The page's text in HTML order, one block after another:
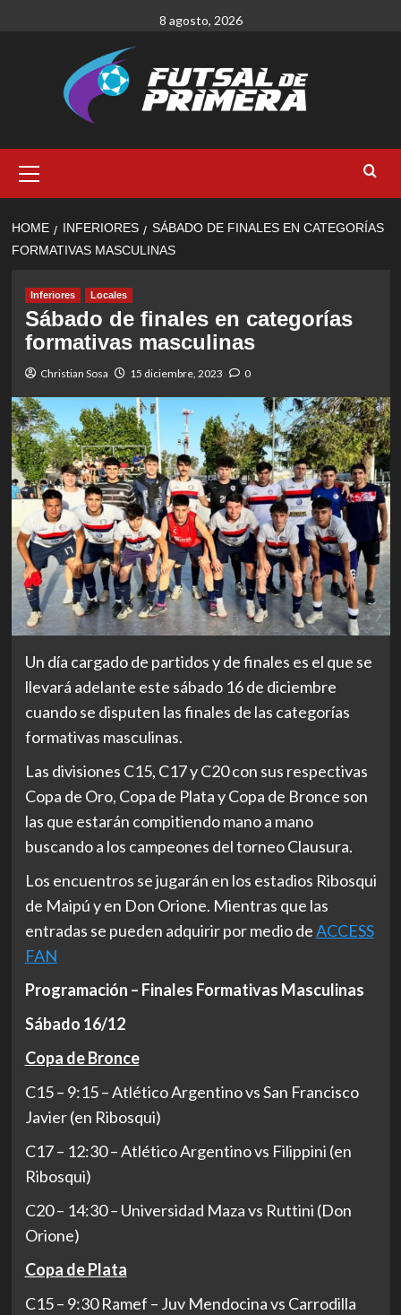
8 agosto, 2026
Menu
HOME INFERIORES
SÁBADO DE FINALES EN CATEGORÍAS
FORMATIVAS MASCULINAS
Inferiores Locales
Sábado de finales en categorías
formativas masculinas
Christian Sosa 15 diciembre, 2023 0
Un día cargado de partidos y de finales es el que se
llevará adelante este sábado 16 de diciembre
cuando se disputen las finales de las categorías
formativas masculinas.
Las divisiones C15, C17 y C20 con sus respectivas
Copa de Oro, Copa de Plata y Copa de Bronce son
las que estarán compitiendo mano a mano
buscando a los campeones del torneo Clausura.
Los encuentros se jugarán en los estadios Ribosqui
de Maipú y en Don Orione. Mientras que las
entradas se pueden adquirir por medio deACCESS
FAN
Programación – Finales Formativas Masculinas
Sábado 16/12
Copa de Bronce
C15 – 9:15 – Atlético Argentino vs San Francisco
Javier (en Ribosqui)
C17 – 12:30 – Atlético Argentino vs Filippini (en
Ribosqui)
C20 – 14:30 – Universidad Maza vs Ruttini (Don
Orione)
Copa de Plata
C15 – 9:30 Ramef – Juv Mendocina vs Carrodilla